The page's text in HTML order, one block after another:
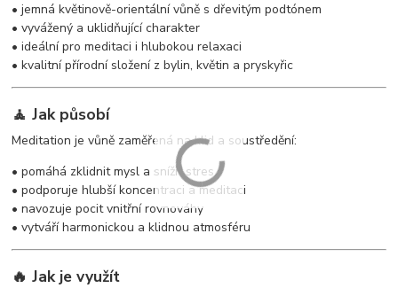
• jemná květinově-orientální vůně s dřevitým podtónem
• vyvážený a uklidňující charakter
• ideální pro meditaci i hlubokou relaxaci
• kvalitní přírodní složení z bylin, květin a pryskyřic
🧘 Jak působí
Meditation je vůně zaměřená na klid a soustředění:
• pomáhá zklidnit mysl a snížit stres
• podporuje hlubší koncentraci a meditaci
• navozuje pocit vnitřní rovnováhy
• vytváří harmonickou a klidnou atmosféru
🔥 Jak je využít